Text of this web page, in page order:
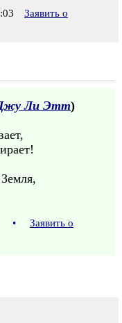
Заявить о
Ли Этт)
•
Заявить о